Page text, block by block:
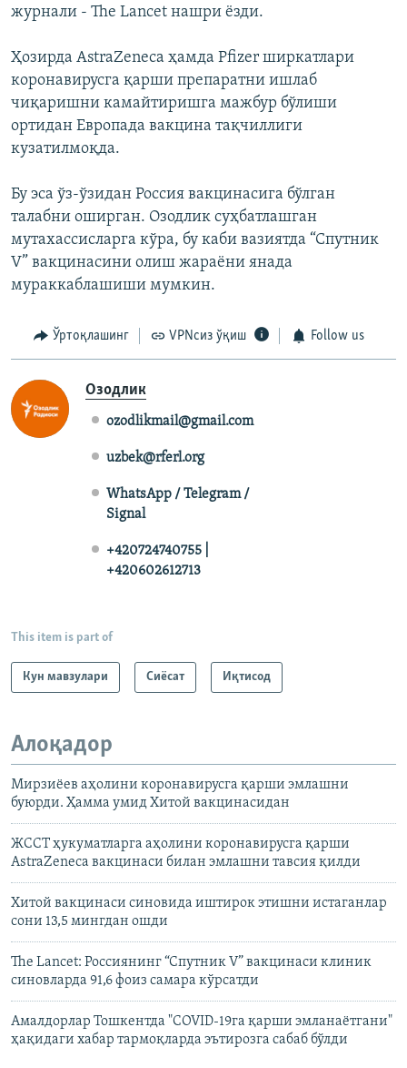
журнали - The Lancet нашри ёзди.
Ҳозирда AstraZeneca ҳамда Pfizer ширкатлари
коронавирусга қарши препаратни ишлаб
чиқаришни камайтиришга мажбур бўлиши
ортидан Европада вакцина тақчиллиги
кузатилмоқда.
Бу эса ўз-ўзидан Россия вакцинасига бўлган
талабни оширган. Озодлик суҳбатлашган
мутахассисларга кўра, бу каби вазиятда “Спутник
V” вакцинасини олиш жараёни янада
мураккаблашиши мумкин.
Ўртоқлашинг VPNсиз ўқиш Follow us
Озодлик
ozodlikmail@gmail.com
uzbek@rferl.org
WhatsApp / Telegram /
Signal
+420724740755 |
+420602612713
This item is part of
Кун мавзулари Сиёсат Иқтисод
Алоқадор
Мирзиёев аҳолини коронавирусга қарши эмлашни
буюрди. Ҳамма умид Хитой вакцинасидан
ЖССТ ҳукуматларга аҳолини коронавирусга қарши
AstraZeneca вакцинаси билан эмлашни тавсия қилди
Хитой вакцинаси синовида иштирок этишни истаганлар
сони 13,5 мингдан ошди
The Lancet: Россиянинг “Спутник V” вакцинаси клиник
синовларда 91,6 фоиз самара кўрсатди
Амалдорлар Тошкентда "COVID-19га қарши эмланаётгани"
ҳақидаги хабар тармоқларда эътирозга сабаб бўлди